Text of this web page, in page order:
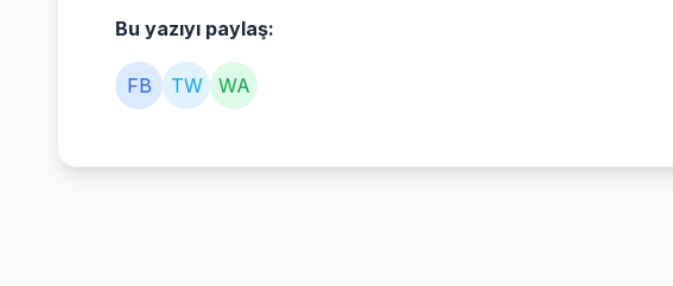
Bu yazıyı paylaş:
FB TW WA